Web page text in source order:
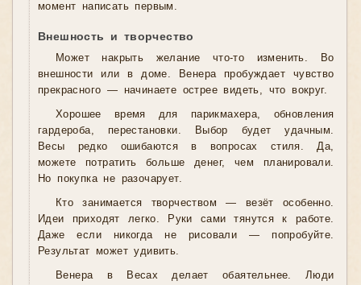
момент написать первым.
Внешность и творчество
Может накрыть желание что-то изменить. Во
внешности или в доме. Венера пробуждает чувство
прекрасного — начинаете острее видеть, что вокруг.
Хорошее время для парикмахера, обновления
гардероба, перестановки. Выбор будет удачным.
Весы редко ошибаются в вопросах стиля. Да,
можете потратить больше денег, чем планировали.
Но покупка не разочарует.
Кто занимается творчеством — везёт особенно.
Идеи приходят легко. Руки сами тянутся к работе.
Даже если никогда не рисовали — попробуйте.
Результат может удивить.
Венера в Весах делает обаятельнее. Люди